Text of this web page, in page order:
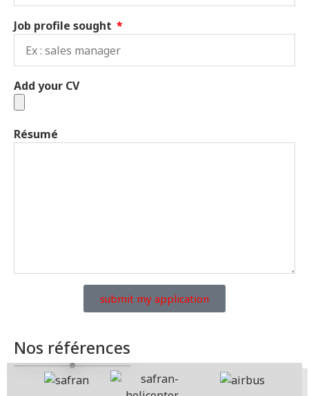
Job profile sought
Add your CV
Résumé
submit my application
Nos références